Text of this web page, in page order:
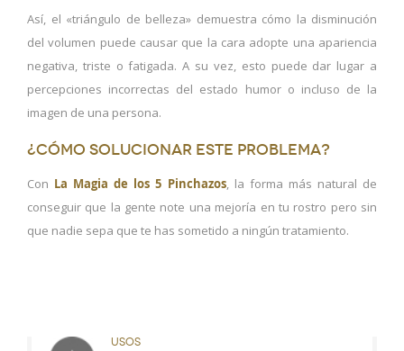
Así, el «triángulo de belleza» demuestra cómo la disminución
del volumen puede causar que la cara adopte una apariencia
negativa, triste o fatigada. A su vez, esto puede dar lugar a
percepciones incorrectas del estado humor o incluso de la
imagen de una persona.
¿Cómo solucionar este problema?
Con La Magia de los 5 Pinchazos, la forma más natural de
conseguir que la gente note una mejoría en tu rostro pero sin
que nadie sepa que te has sometido a ningún tratamiento.
USOS